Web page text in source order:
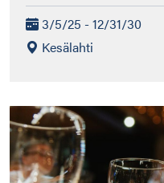
3/5/25 - 12/31/30
Kesälahti